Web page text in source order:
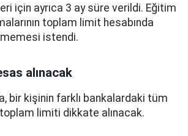
için ayrıca 3 ay süre verildi. Eğitim
toplam limit hesabında
istendi.
alınacak
bir kişinin farklı bankalardaki tüm
toplam limiti dikkate alınacak.